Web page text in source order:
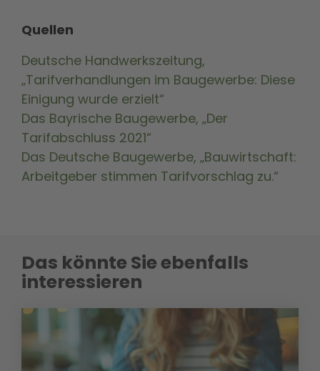
Quellen
Deutsche Handwerkszeitung,
„Tarifverhandlungen im Baugewerbe: Diese
Einigung wurde erzielt“
Das Bayrische Baugewerbe, „Der
Tarifabschluss 2021“
Das Deutsche Baugewerbe, „Bauwirtschaft:
Arbeitgeber stimmen Tarifvorschlag zu.“
Das könnte Sie ebenfalls
interessieren